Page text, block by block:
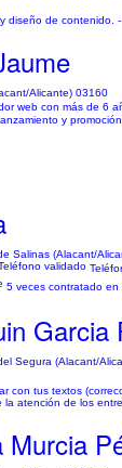
diseño de contenido.
Alicante) 03160
web con más de
y
Salinas (Alacant/
5 veces contratado en
Garcia
Segura (Alacant/
con tus textos
atención de los
Murcia